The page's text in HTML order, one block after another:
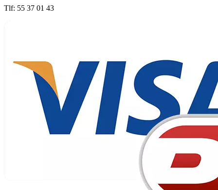
Tlf: 55 37 01 43